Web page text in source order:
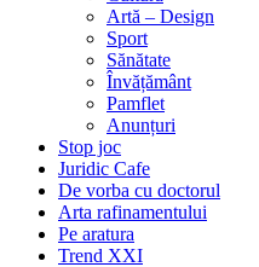
Artă – Design
Sport
Sănătate
Învățământ
Pamflet
Anunțuri
Stop joc
Juridic Cafe
De vorba cu doctorul
Arta rafinamentului
Pe aratura
Trend XXI